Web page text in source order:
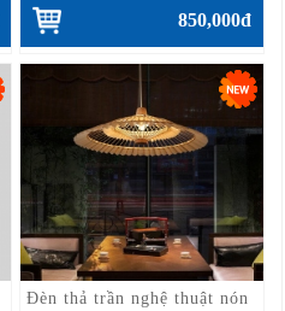
850,000đ
Đèn thả trần nghệ thuật nón